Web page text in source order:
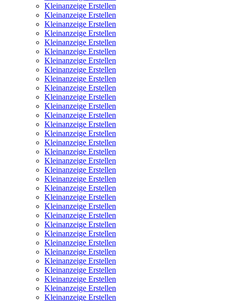
Kleinanzeige Erstellen
Kleinanzeige Erstellen
Kleinanzeige Erstellen
Kleinanzeige Erstellen
Kleinanzeige Erstellen
Kleinanzeige Erstellen
Kleinanzeige Erstellen
Kleinanzeige Erstellen
Kleinanzeige Erstellen
Kleinanzeige Erstellen
Kleinanzeige Erstellen
Kleinanzeige Erstellen
Kleinanzeige Erstellen
Kleinanzeige Erstellen
Kleinanzeige Erstellen
Kleinanzeige Erstellen
Kleinanzeige Erstellen
Kleinanzeige Erstellen
Kleinanzeige Erstellen
Kleinanzeige Erstellen
Kleinanzeige Erstellen
Kleinanzeige Erstellen
Kleinanzeige Erstellen
Kleinanzeige Erstellen
Kleinanzeige Erstellen
Kleinanzeige Erstellen
Kleinanzeige Erstellen
Kleinanzeige Erstellen
Kleinanzeige Erstellen
Kleinanzeige Erstellen
Kleinanzeige Erstellen
Kleinanzeige Erstellen
Kleinanzeige Erstellen